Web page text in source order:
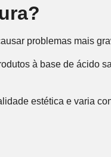
problemas mais
à base de ácido
estética e varia